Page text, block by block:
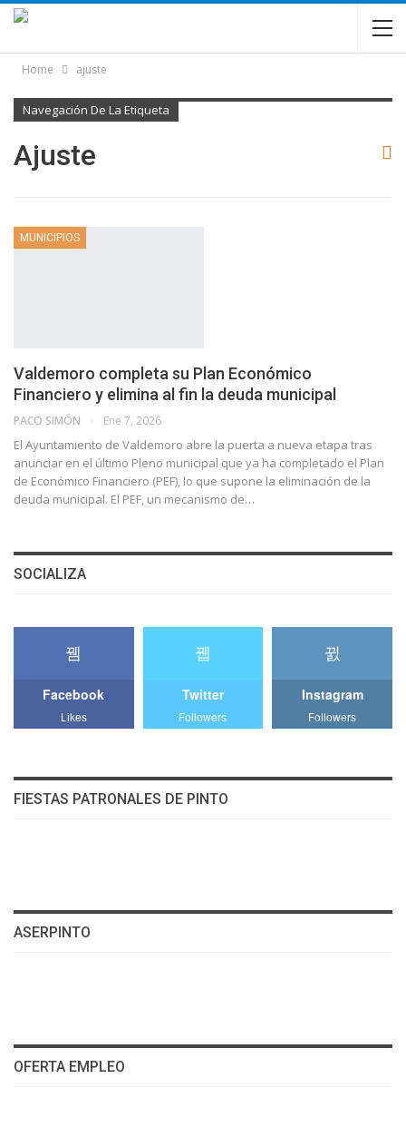
Home ajuste
Navegación De La Etiqueta
Ajuste
MUNICIPIOS
Valdemoro completa su Plan Económico
Financiero y elimina al fin la deuda municipal
PACO SIMÓN Ene 7, 2026
El Ayuntamiento de Valdemoro abre la puerta a nueva etapa tras
anunciar en el último Pleno municipal que ya ha completado el Plan
de Económico Financiero (PEF), lo que supone la eliminación de la
deuda municipal. El PEF, un mecanismo de…
SOCIALIZA
Facebook
Likes
Twitter
Followers
Instagram
Followers
FIESTAS PATRONALES DE PINTO
ASERPINTO
OFERTA EMPLEO